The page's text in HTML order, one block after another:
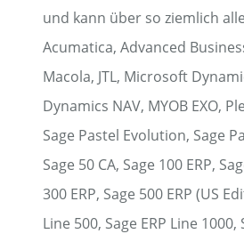
und kann über so ziemlich alle
Acumatica, Advanced
Macola, JTL, Microsoft
Dynamics NAV, MYOB EXO,
Sage Pastel Evolution, Sage
Sage 50 CA, Sage 100 ERP,
300 ERP, Sage 500 ERP (US
Line 500, Sage ERP Line 1000,